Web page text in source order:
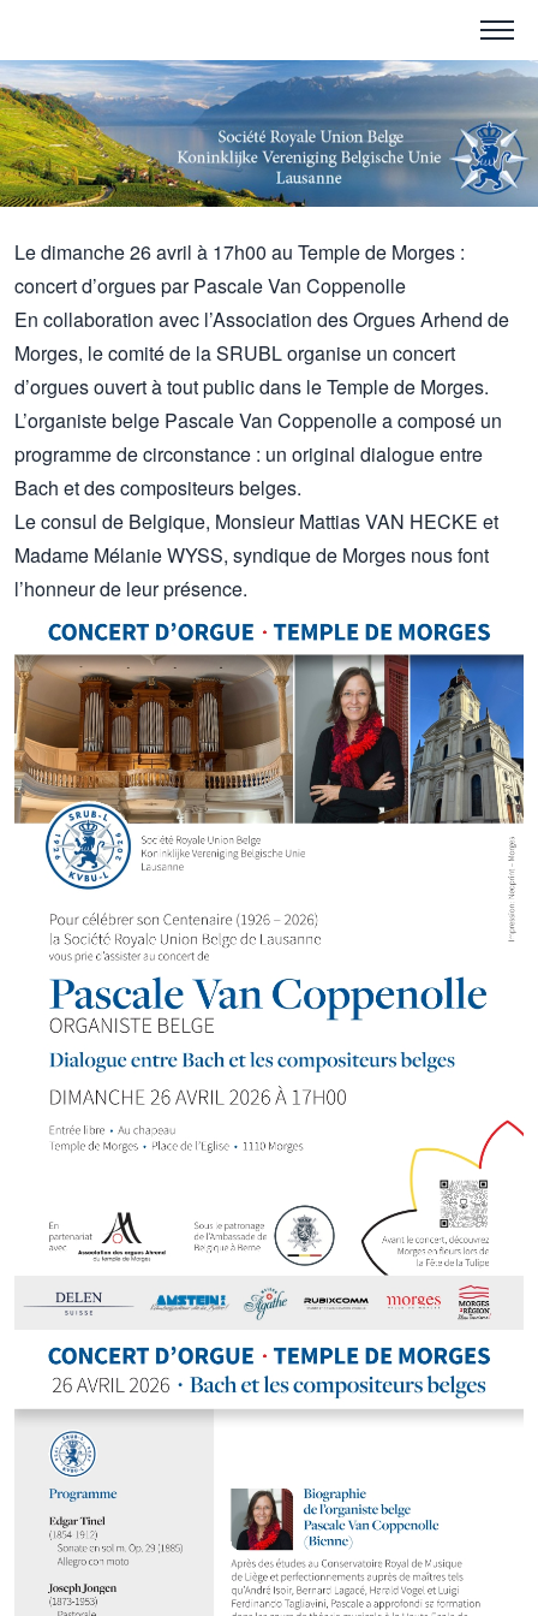
Le dimanche 26 avril à 17h00 au Temple de Morges :
concert d’orgues par Pascale Van Coppenolle
En collaboration avec l’Association des Orgues Arhend de
Morges, le comité de la SRUBL organise un concert
d’orgues ouvert à tout public dans le Temple de Morges.
L’organiste belge Pascale Van Coppenolle a composé un
programme de circonstance : un original dialogue entre
Bach et des compositeurs belges.
Le consul de Belgique, Monsieur Mattias VAN HECKE et
Madame Mélanie WYSS, syndique de Morges nous font
l’honneur de leur présence.